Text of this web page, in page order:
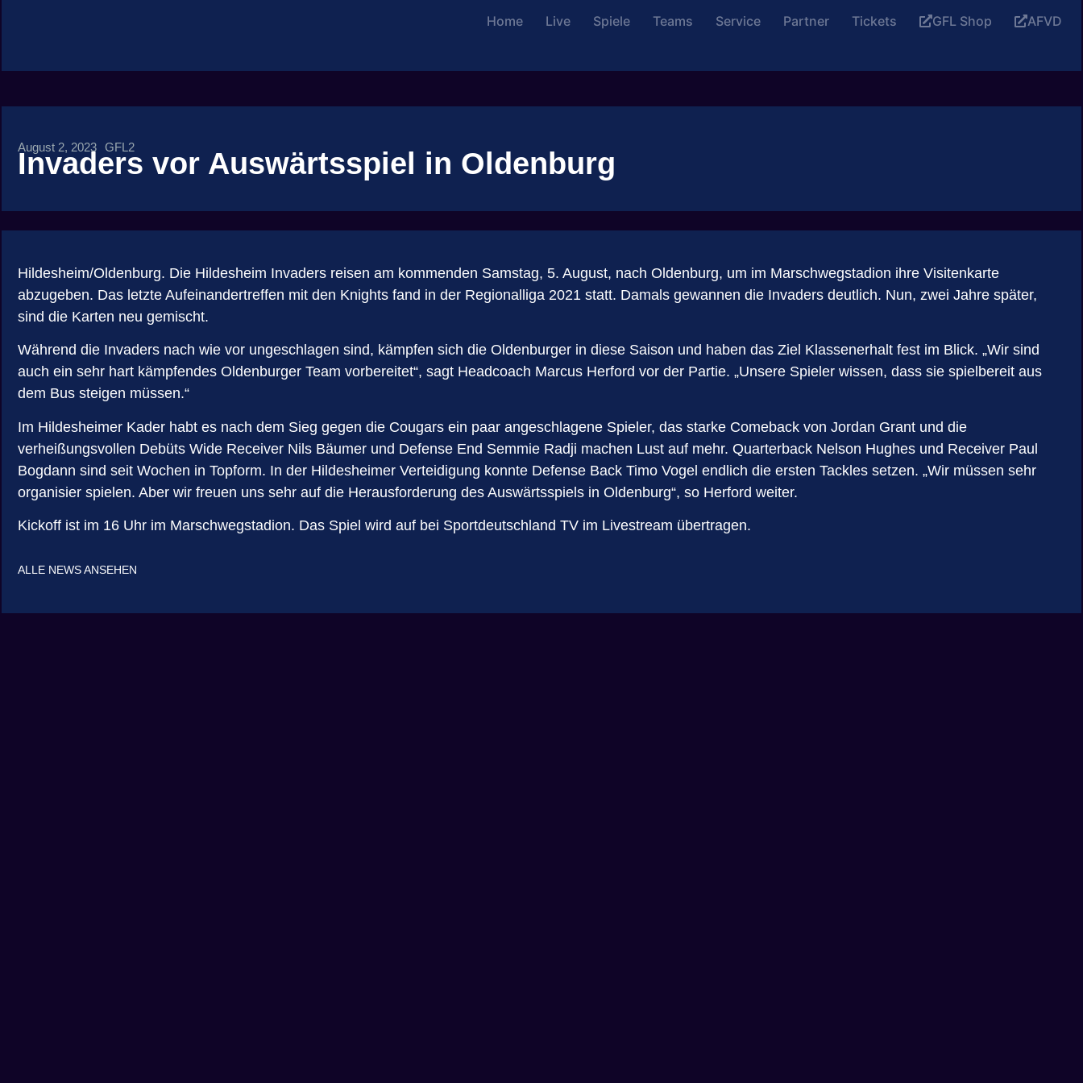
Home Live Spiele Teams Service Partner Tickets GFL Shop AFVD
August 2, 2023 GFL2
Invaders vor Auswärtsspiel in Oldenburg
Hildesheim/Oldenburg. Die Hildesheim Invaders reisen am kommenden Samstag, 5. August, nach Oldenburg, um im Marschwegstadion ihre Visitenkarte
abzugeben. Das letzte Aufeinandertreffen mit den Knights fand in der Regionalliga 2021 statt. Damals gewannen die Invaders deutlich. Nun, zwei Jahre später,
sind die Karten neu gemischt.
Während die Invaders nach wie vor ungeschlagen sind, kämpfen sich die Oldenburger in diese Saison und haben das Ziel Klassenerhalt fest im Blick. „Wir sind
auch ein sehr hart kämpfendes Oldenburger Team vorbereitet“, sagt Headcoach Marcus Herford vor der Partie. „Unsere Spieler wissen, dass sie spielbereit aus
dem Bus steigen müssen.“
Im Hildesheimer Kader habt es nach dem Sieg gegen die Cougars ein paar angeschlagene Spieler, das starke Comeback von Jordan Grant und die
verheißungsvollen Debüts Wide Receiver Nils Bäumer und Defense End Semmie Radji machen Lust auf mehr. Quarterback Nelson Hughes und Receiver Paul
Bogdann sind seit Wochen in Topform. In der Hildesheimer Verteidigung konnte Defense Back Timo Vogel endlich die ersten Tackles setzen. „Wir müssen sehr
organisier spielen. Aber wir freuen uns sehr auf die Herausforderung des Auswärtsspiels in Oldenburg“, so Herford weiter.
Kickoff ist im 16 Uhr im Marschwegstadion. Das Spiel wird auf bei Sportdeutschland TV im Livestream übertragen.
ALLE NEWS ANSEHEN